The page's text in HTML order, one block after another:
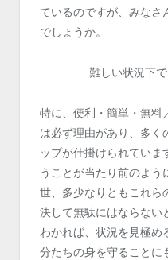
ているのですが、みな
でしょうか。
難しい状況下
特に、便利・簡単・無料
は必ず理由があり、多く
ップが仕掛けられてい
うことが当たり前のよ
世、多少なりともこれら
決して無駄にはならない
わかれば、状況を見極め
分たちの身を守ることに